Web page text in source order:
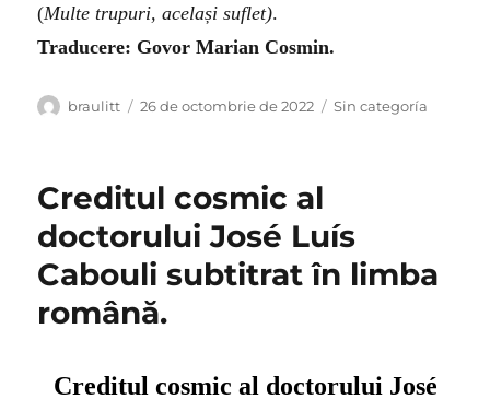
(Multe trupuri, același suflet).
Traducere: Govor Marian Cosmin.
Autor
braulitt
Publicat
26 de octombrie de 2022 Categorii
Sin categoría
Creditul cosmic al
doctorului José Luís
Cabouli subtitrat în limba
română.
Creditul cosmic al doctorului José